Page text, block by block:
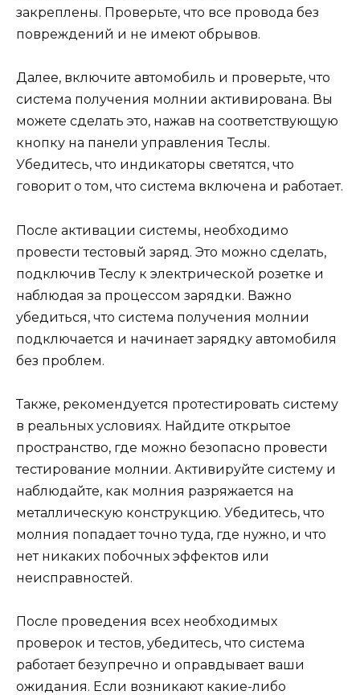
закреплены. Проверьте, что все провода без
повреждений и не имеют обрывов.
Далее, включите автомобиль и проверьте, что
система получения молнии активирована. Вы
можете сделать это, нажав на соответствующую
кнопку на панели управления Теслы.
Убедитесь, что индикаторы светятся, что
говорит о том, что система включена и работает.
После активации системы, необходимо
провести тестовый заряд. Это можно сделать,
подключив Теслу к электрической розетке и
наблюдая за процессом зарядки. Важно
убедиться, что система получения молнии
подключается и начинает зарядку автомобиля
без проблем.
Также, рекомендуется протестировать систему
в реальных условиях. Найдите открытое
пространство, где можно безопасно провести
тестирование молнии. Активируйте систему и
наблюдайте, как молния разряжается на
металлическую конструкцию. Убедитесь, что
молния попадает точно туда, где нужно, и что
нет никаких побочных эффектов или
неисправностей.
После проведения всех необходимых
проверок и тестов, убедитесь, что система
работает безупречно и оправдывает ваши
ожидания. Если возникают какие-либо